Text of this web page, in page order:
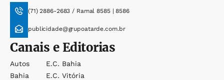
(71) 2886-2683 / Ramal 8585 | 8586
publicidade@grupoatarde.com.br
Canais e Editorias
Autos
Bahia
E.c. Bahia
E.c. Vitória